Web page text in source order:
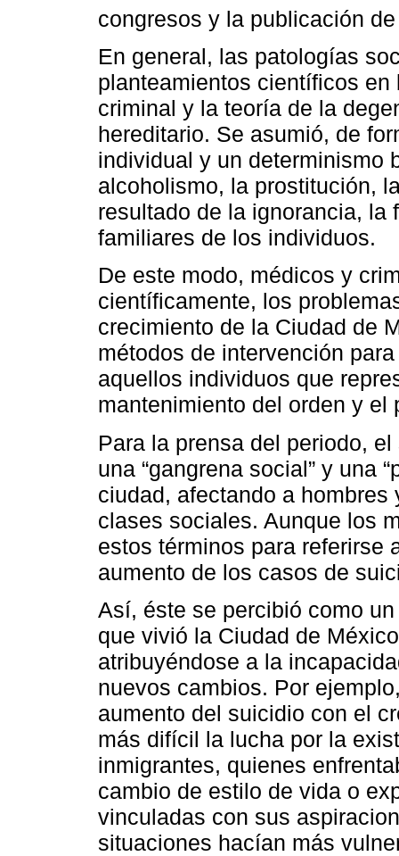
congresos y la publicación
En general, las patologías
planteamientos científicos
criminal y la teoría de la
hereditario. Se asumió, de
individual y un determinismo
alcoholismo, la prostitución,
resultado de la ignorancia, la
familiares de los individuos.
De este modo, médicos y
científicamente, los
crecimiento de la Ciudad de
métodos de intervención
aquellos individuos que
mantenimiento del orden y el
Para la prensa del periodo,
una “gangrena social” y una
ciudad, afectando a
clases sociales. Aunque los
estos términos para referirse
aumento de los casos de
Así, éste se percibió como
que vivió la Ciudad de
atribuyéndose a la
nuevos cambios. Por
aumento del suicidio con el
más difícil la lucha por la
inmigrantes, quienes
cambio de estilo de vida o
vinculadas con sus
situaciones hacían más